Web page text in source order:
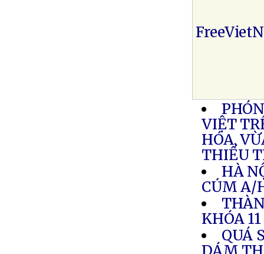
VIỆT
HÓA,
THIẾU
HÀ
CÚM A/
KHÓA
QUÁ